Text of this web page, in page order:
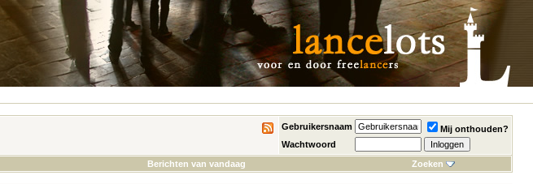
Gebruikersnaam
Mij onthouden?
Wachtwoord
Berichten van vandaag Zoeken